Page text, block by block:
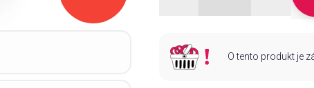
O tento produkt je